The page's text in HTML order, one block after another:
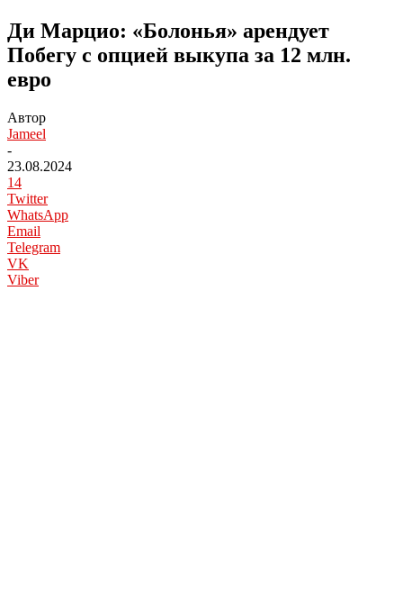
Ди Марцио: «Болонья» арендует
Побегу с опцией выкупа за 12 млн.
евро
Автор
Jameel
-
23.08.2024
14
Twitter
WhatsApp
Email
Telegram
VK
Viber